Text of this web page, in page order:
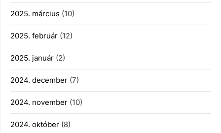
2025. március (10)
2025. február (12)
2025. január (2)
2024. december (7)
2024. november (10)
2024. október (8)